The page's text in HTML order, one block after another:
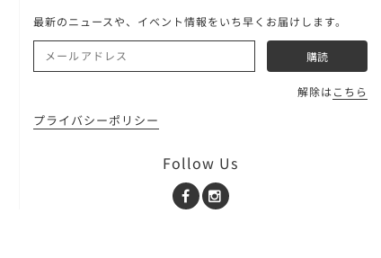
最新のニュースや、イベント情報をいち早くお届けします。
解除はこちら
プライバシーポリシー
Follow Us
Facebook
Instagram